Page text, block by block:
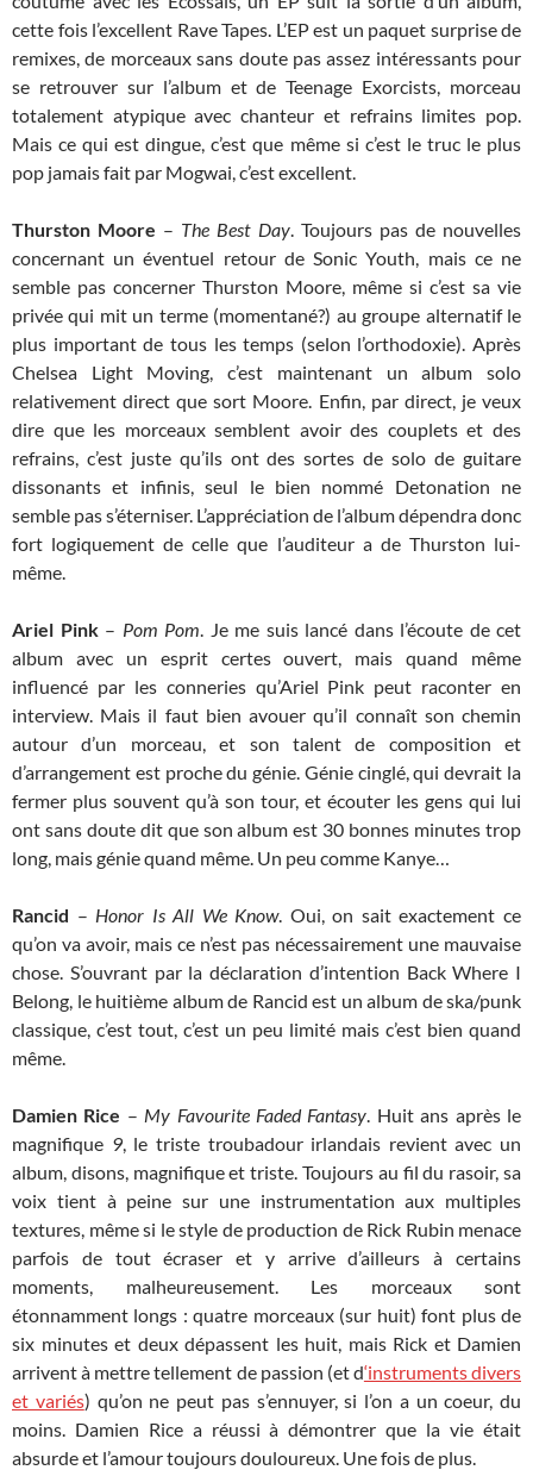
cette fois l’excellent Rave Tapes. L’EP est un paquet surprise de
remixes, de morceaux sans doute pas assez intéressants pour
se retrouver sur l’album et de Teenage Exorcists, morceau
totalement atypique avec chanteur et refrains limites pop.
Mais ce qui est dingue, c’est que même si c’est le truc le plus
pop jamais fait par Mogwai, c’est excellent.
Thurston Moore – The Best Day. Toujours pas de nouvelles
concernant un éventuel retour de Sonic Youth, mais ce ne
semble pas concerner Thurston Moore, même si c’est sa vie
privée qui mit un terme (momentané?) au groupe alternatif le
plus important de tous les temps (selon l’orthodoxie). Après
Chelsea Light Moving, c’est maintenant un album solo
relativement direct que sort Moore. Enfin, par direct, je veux
dire que les morceaux semblent avoir des couplets et des
refrains, c’est juste qu’ils ont des sortes de solo de guitare
dissonants et infinis, seul le bien nommé Detonation ne
semble pas s’éterniser. L’appréciation de l’album dépendra donc
fort logiquement de celle que l’auditeur a de Thurston lui-
même.
Ariel Pink – Pom Pom. Je me suis lancé dans l’écoute de cet
album avec un esprit certes ouvert, mais quand même
influencé par les conneries qu’Ariel Pink peut raconter en
interview. Mais il faut bien avouer qu’il connaît son chemin
autour d’un morceau, et son talent de composition et
d’arrangement est proche du génie. Génie cinglé, qui devrait la
fermer plus souvent qu’à son tour, et écouter les gens qui lui
ont sans doute dit que son album est 30 bonnes minutes trop
long, mais génie quand même. Un peu comme Kanye…
Rancid – Honor Is All We Know. Oui, on sait exactement ce
qu’on va avoir, mais ce n’est pas nécessairement une mauvaise
chose. S’ouvrant par la déclaration d’intention Back Where I
Belong, le huitième album de Rancid est un album de ska/punk
classique, c’est tout, c’est un peu limité mais c’est bien quand
même.
Damien Rice – My Favourite Faded Fantasy. Huit ans après le
magnifique 9, le triste troubadour irlandais revient avec un
album, disons, magnifique et triste. Toujours au fil du rasoir, sa
voix tient à peine sur une instrumentation aux multiples
textures, même si le style de production de Rick Rubin menace
parfois de tout écraser et y arrive d’ailleurs à certains
moments, malheureusement. Les morceaux sont
étonnamment longs : quatre morceaux (sur huit) font plus de
six minutes et deux dépassent les huit, mais Rick et Damien
arrivent à mettre tellement de passion (et d‘instruments divers
et variés) qu’on ne peut pas s’ennuyer, si l’on a un coeur, du
moins. Damien Rice a réussi à démontrer que la vie était
absurde et l’amour toujours douloureux. Une fois de plus.